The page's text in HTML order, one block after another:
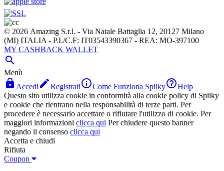
© 2026 Amazing S.r.l. - Via Natale Battaglia 12, 20127 Milano
(MI) ITALIA - P.I./C.F: IT03543390367 - REA: MO-397100
MY CASHBACK WALLET

Menù
 Accedi RegistratiCome Funziona SpiikyHelp
Questo sito utilizza cookie in conformità alla cookie policy di Spiiky
e cookie che rientrano nella responsabilità di terze parti. Per
procedere è necessario accettare o rifiutare l'utilizzo di cookie. Per
maggiori informazioni clicca qui Per chiudere questo banner
negando il consenso clicca qui
Accetta e chiudi
Rifiuta
Coupon